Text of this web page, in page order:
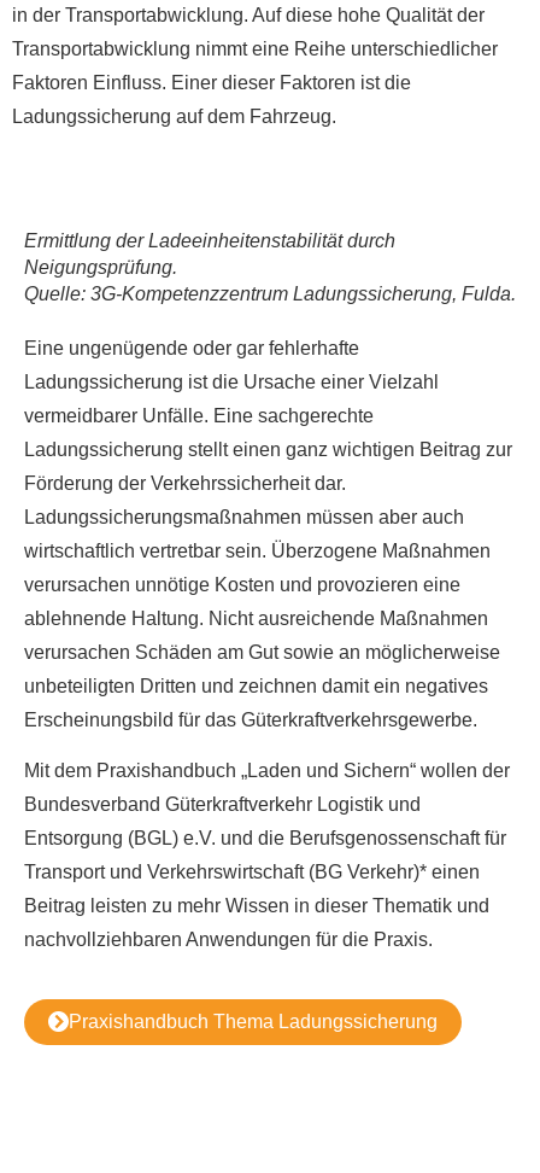
in der Transportabwicklung. Auf diese hohe Qualität der
Transportabwicklung nimmt eine Reihe unterschiedlicher
Faktoren Einfluss. Einer dieser Faktoren ist die
Ladungssicherung auf dem Fahrzeug.
Ermittlung der Ladeeinheitenstabilität durch
Neigungsprüfung.
Quelle: 3G-Kompetenzzentrum Ladungssicherung, Fulda.
Eine ungenügende oder gar fehlerhafte
Ladungssicherung ist die Ursache einer Vielzahl
vermeidbarer Unfälle. Eine sachgerechte
Ladungssicherung stellt einen ganz wichtigen Beitrag zur
Förderung der Verkehrssicherheit dar.
Ladungssicherungsmaßnahmen müssen aber auch
wirtschaftlich vertretbar sein. Überzogene Maßnahmen
verursachen unnötige Kosten und provozieren eine
ablehnende Haltung. Nicht ausreichende Maßnahmen
verursachen Schäden am Gut sowie an möglicherweise
unbeteiligten Dritten und zeichnen damit ein negatives
Erscheinungsbild für das Güterkraftverkehrsgewerbe.
Mit dem Praxishandbuch „Laden und Sichern“ wollen der
Bundesverband Güterkraftverkehr Logistik und
Entsorgung (BGL) e.V. und die Berufsgenossenschaft für
Transport und Verkehrswirtschaft (BG Verkehr)* einen
Beitrag leisten zu mehr Wissen in dieser Thematik und
nachvollziehbaren Anwendungen für die Praxis.
Praxishandbuch Thema Ladungssicherung